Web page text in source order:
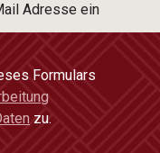
Formulars
zu.